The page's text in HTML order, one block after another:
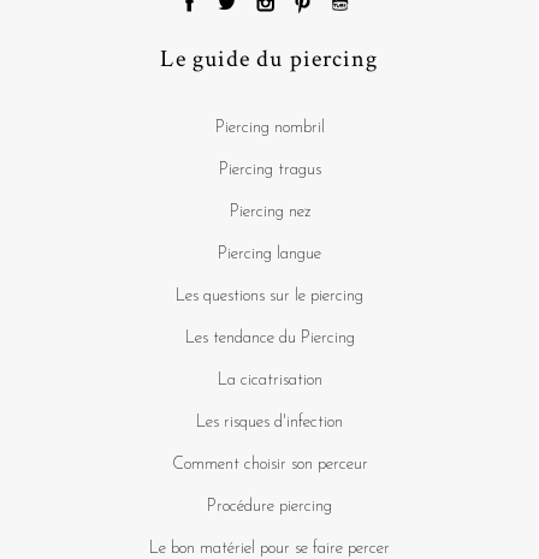
Le guide du piercing
Piercing nombril
Piercing tragus
Piercing nez
Piercing langue
Les questions sur le piercing
Les tendance du Piercing
La cicatrisation
Les risques d'infection
Comment choisir son perceur
Procédure piercing
Le bon matériel pour se faire percer